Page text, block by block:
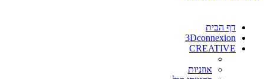
דף הבית
3Dconnexion
CREATIVE
אוזניות